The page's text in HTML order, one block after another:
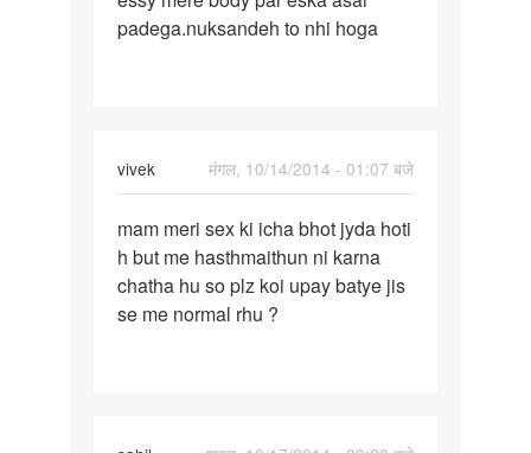
hastmathun
padega.nuksandeh to nhi hoga
vivek
मंगल, 10/14/2014 - 01:07 बजे
mam
meri
sex
ki
mam meri sex ki icha bhot jyda hoti
h but me hasthmaithun ni karna
chatha hu so plz koi upay batye jis
se me normal rhu ?